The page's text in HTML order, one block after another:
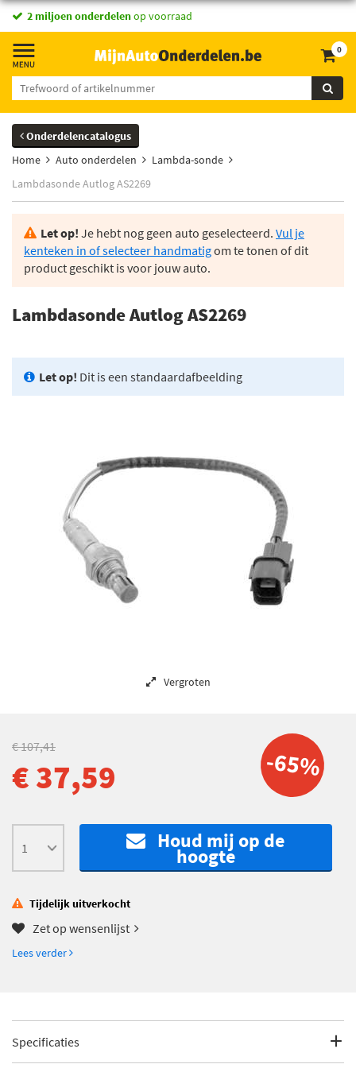
2 miljoen onderdelenop voorraad
0
Onderdelencatalogus
Home
Auto onderdelen
Lambda-sonde
Lambdasonde Autlog AS2269
Let op! Je hebt nog geen auto geselecteerd. Vul je
kenteken in of selecteer handmatigom te tonen of dit
product geschikt is voor jouw auto.
Lambdasonde Autlog AS2269
Let op! Dit is een standaardafbeelding
Vergroten
-65%
€ 107,41
€ 37,59
Houd mij op de
hoogte
Tijdelijk uitverkocht
Zet op wensenlijst
Lees verder
Specificaties